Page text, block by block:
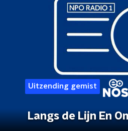
Uitzending gemist
Langs de Lijn En